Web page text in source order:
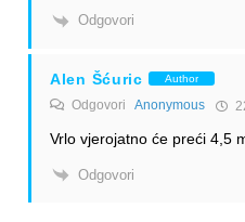
Odgovori
Alen Šćuric Author
Odgovori Anonymous
Vrlo vjerojatno će preći 4,5
Odgovori